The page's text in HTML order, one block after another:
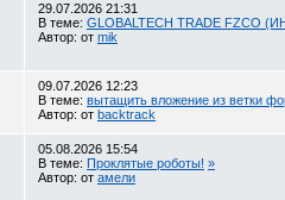
29.07.2026 21:31
В теме: GLOBALTECH TRADE FZCO
Автор: от mik
09.07.2026 12:23
В теме: вытащить вложение из ветки
Автор: от backtrack
05.08.2026 15:54
В теме: Проклятые роботы! »
Автор: от амели